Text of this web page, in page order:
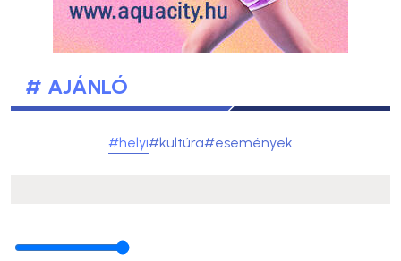
# AJÁNLÓ
#helyi#kultúra#események